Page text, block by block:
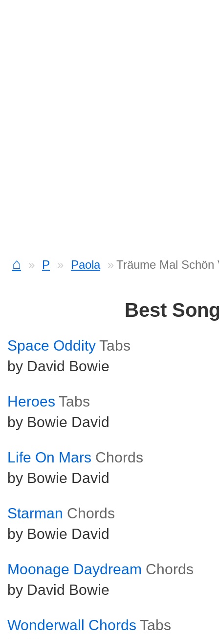
⌂ P Paola Träume Mal Schön
Best
Space Oddity Tabs
by David Bowie
Heroes Tabs
by Bowie David
Life On Mars Chords
by Bowie David
Starman Chords
by Bowie David
Moonage Daydream Chords
by David Bowie
Wonderwall Chords Tabs